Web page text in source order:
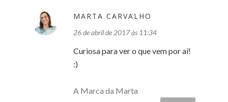
MARTA CARVALHO
26 de abril de 2017 às 11:34
Curiosa para ver o que vem por aí!
:)
A Marca da Marta